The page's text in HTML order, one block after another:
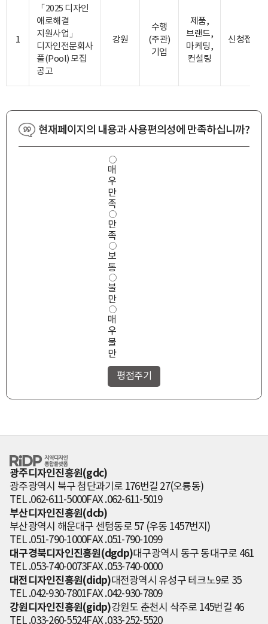
1
「2025 디자인
애로해결
지원사업」
디자인전문회사
풀(Pool) 모집
공고
강원
수행
(주관)
기업
제품,
브랜드,
마케팅,
컨설팅
신청접수
현재페이지의 내용과 사용편의성에 만족하십니까?
사
용
편
의
성
만
족
도
매
우
만
족
만
족
보
통
불
만
매
우
불
만
RiDP 지역디자
인 통합플랫폼
광주디자인진흥원(gdc)
광주광역시 북구 첨단과기로 176번길 27(오룡동)
TEL .062-611-5000FAX .062-611-5019
부산디자인진흥원(dcb)
부산광역시 해운대구 센텀동로 57 (우동 1457번지)
TEL .051-790-1000FAX .051-790-1099
대구경북디자인진흥원(dgdp)대구광역시 동구 동대구로 461
TEL .053-740-0073FAX .053-740-0000
대전디자인진흥원(didp)대전광역시 유성구 테크노9로 35
TEL .042-930-7801FAX .042-930-7809
강원디자인진흥원(gidp)강원도 춘천시 삭주로 145번길 46
TEL .033-260-5524FAX .033-252-5520